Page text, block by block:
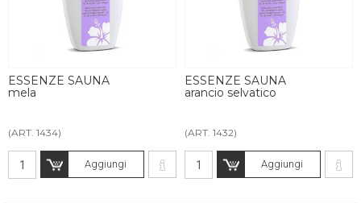
ESSENZE SAUNA
mela
(ART. 1434)
Aggiungi
ESSENZE SAUNA
arancio selvatico
(ART. 1432)
Aggiungi